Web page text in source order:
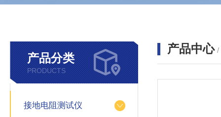
产品分类
PRODUCTS
接地电阻测试仪
产品中心 /